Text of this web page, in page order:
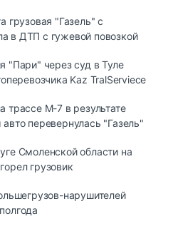
грузовая "Газель" с
в ДТП с гужевой повозкой
"Пари" через суд в Туле
Kaz TralServiece
трассе М-7 в результате
перевернулась "Газель"
Смоленской области на
грузовик
нарушителей